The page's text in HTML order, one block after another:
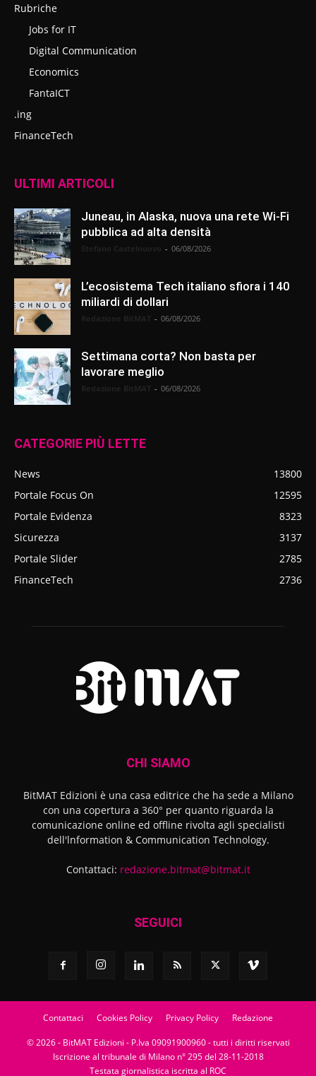
Rubriche
Jobs for IT
Digital Communication
Economics
FantaICT
.ing
FinanceTech
ULTIMI ARTICOLI
Juneau, in Alaska, nuova una rete Wi-Fi
pubblica ad alta densità
- 06/08/2026
L’ecosistema Tech italiano sfiora i 140
miliardi di dollari
- 06/08/2026
Settimana corta? Non basta per
lavorare meglio
- 06/08/2026
CATEGORIE PIÙ LETTE
News
13800
Portale Focus On
12595
Portale Evidenza
8323
Sicurezza
3137
Portale Slider
2785
FinanceTech
2736
CHI SIAMO
BitMAT Edizioni è una casa editrice che ha sede a Milano
con una copertura a 360° per quanto riguarda la
comunicazione online ed offline rivolta agli specialisti
dell'lnformation & Communication Technology.
Contattaci: redazione.bitmat@bitmat.it
SEGUICI
Contattaci Cookies Policy Privacy Policy Redazione
© 2026 - BitMAT Edizioni - P.Iva 09091900960 - tutti i diritti riservati
Iscrizione al tribunale di Milano n° 295 del 28-11-2018
Testata giornalistica iscritta al ROC